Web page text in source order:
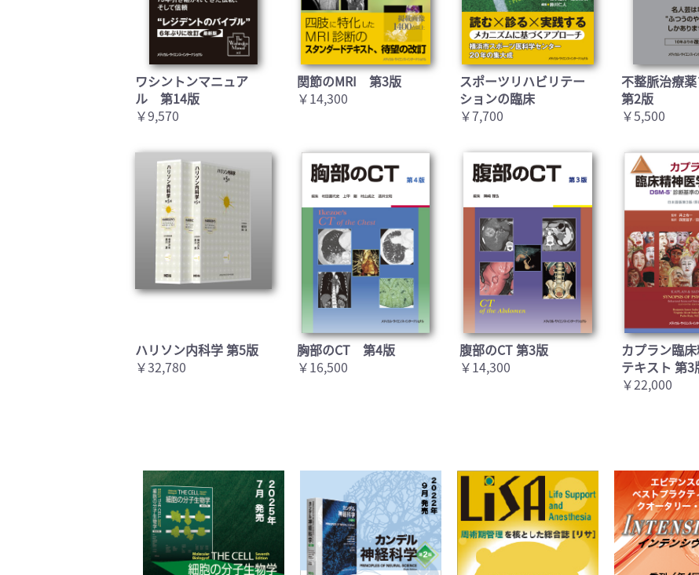
ワシントンマニュア
ル 第14版
￥9,570
関節のMRI 第3版
￥14,300
スポーツリハビリテー
ションの臨床
￥7,700
不整脈治療
第2版
￥5,500
ハリソン内科学 第5版
￥32,780
胸部のCT 第4版
￥16,500
腹部のCT 第3版
￥14,300
カプラン臨
テキスト 第3
￥22,000